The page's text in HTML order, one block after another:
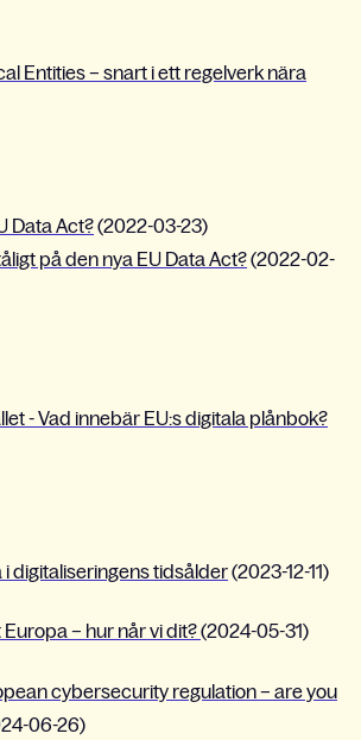
Entities – snart i ett regelverk nära
Data Act?(2022-03-23)
på den nya EU Data Act?(2022-02-
- Vad innebär EU:s digitala plånbok?
i digitaliseringens tidsålder(2023-12-11)
– hur når vi dit?(2024-05-31)
cybersecurity regulation – are you
06-26)